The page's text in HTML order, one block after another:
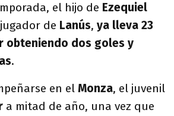
el hijo de Ezequiel
de Lanús, ya lleva 23
obteniendo dos goles y
.
en el Monza, el juvenil
a mitad de año, una vez que